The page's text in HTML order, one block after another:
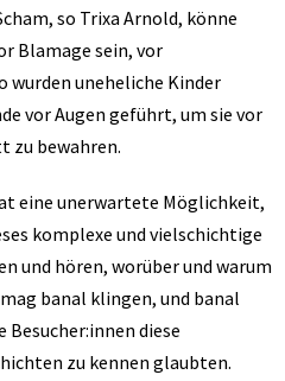
so Trixa Arnold, könne
Blamage sein, vor
wurden uneheliche Kinder
vor Augen geführt, um sie vor
zu bewahren.
eine unerwartete Möglichkeit,
komplexe und vielschichtige
und hören, worüber und warum
banal klingen, und banal
diese
zu kennen glaubten.